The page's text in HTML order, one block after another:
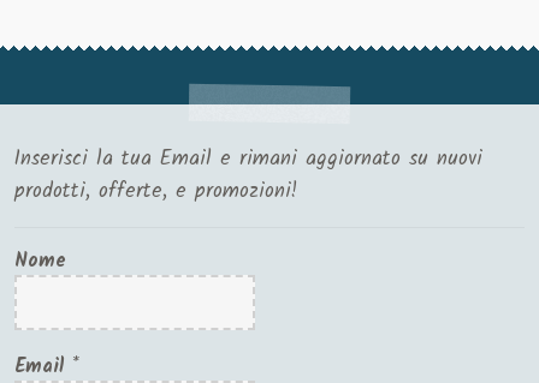
Inserisci la tua Email e rimani aggiornato su nuovi
prodotti, offerte, e promozioni!
Nome
Email *